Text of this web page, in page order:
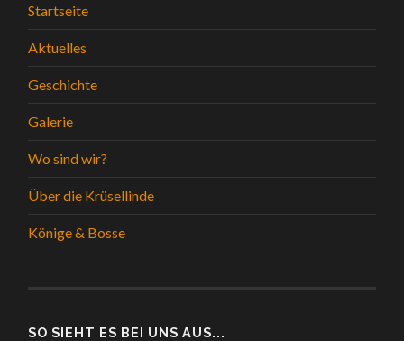
Startseite
Aktuelles
Geschichte
Galerie
Wo sind wir?
Über die Krüsellinde
Könige & Bosse
SO SIEHT ES BEI UNS AUS...